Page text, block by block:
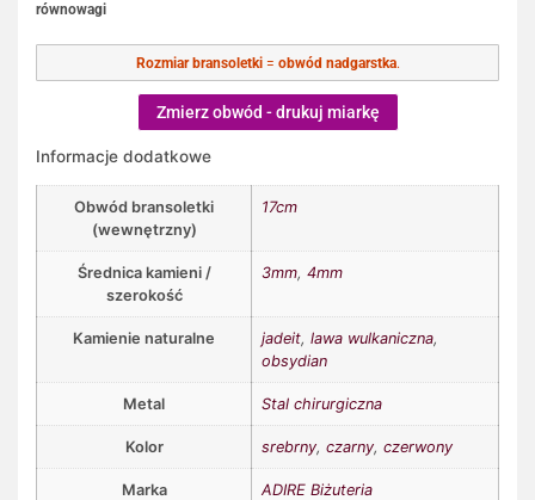
równowagi
Rozmiar bransoletki= obwód nadgarstka.
Zmierz obwód - drukuj miarkę
Informacje dodatkowe
Obwód bransoletki
(wewnętrzny)
17cm
Średnica kamieni /
szerokość
3mm, 4mm
Kamienie naturalne jadeit, lawa wulkaniczna,
obsydian
Metal Stal chirurgiczna
Kolor srebrny, czarny, czerwony
Marka ADIRE Biżuteria